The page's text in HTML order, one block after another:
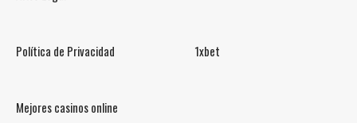
Política de Privacidad 1xbet
Mejores casinos online